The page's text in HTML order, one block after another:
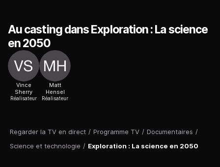
Regarder la TV en direct / Programme TV / Documentaires /
Science et technologie / Exploration : La science en 2050
Au casting dans Exploration : La science
en 2050
Vince
Sherry
Réalisateur
Matt
Hensel
Réalisateur